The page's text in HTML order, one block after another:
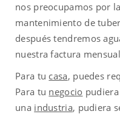
nos preocupamos por
mantenimiento de
después tendremos
nuestra factura
Para tu casa, puedes
Para tu negocio
una industria, pudiera